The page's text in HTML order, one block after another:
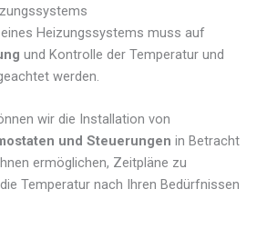
Heizungssystems muss auf
und Kontrolle der Temperatur und
werden.
wir die Installation von
und Steuerungen in Betracht
ermöglichen, Zeitpläne zu
Temperatur nach Ihren Bedürfnissen